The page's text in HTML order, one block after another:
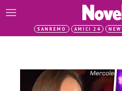
SANREMO AMICI 24